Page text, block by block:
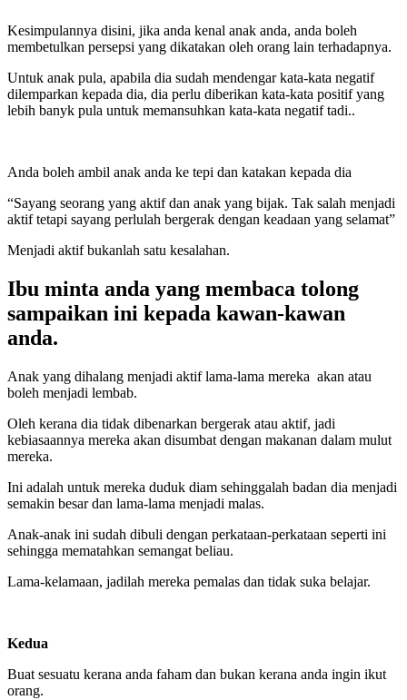
Kesimpulannya disini, jika anda kenal anak anda, anda boleh
membetulkan persepsi yang dikatakan oleh orang lain terhadapnya.
Untuk anak pula, apabila dia sudah mendengar kata-kata negatif
dilemparkan kepada dia, dia perlu diberikan kata-kata positif yang
lebih banyk pula untuk memansuhkan kata-kata negatif tadi..
Anda boleh ambil anak anda ke tepi dan katakan kepada dia
“Sayang seorang yang aktif dan anak yang bijak. Tak salah menjadi
aktif tetapi sayang perlulah bergerak dengan keadaan yang selamat”
Menjadi aktif bukanlah satu kesalahan.
Ibu minta anda yang membaca tolong
sampaikan ini kepada kawan-kawan
anda.
Anak yang dihalang menjadi aktif lama-lama mereka akan atau
boleh menjadi lembab.
Oleh kerana dia tidak dibenarkan bergerak atau aktif, jadi
kebiasaannya mereka akan disumbat dengan makanan dalam mulut
mereka.
Ini adalah untuk mereka duduk diam sehinggalah badan dia menjadi
semakin besar dan lama-lama menjadi malas.
Anak-anak ini sudah dibuli dengan perkataan-perkataan seperti ini
sehingga mematahkan semangat beliau.
Lama-kelamaan, jadilah mereka pemalas dan tidak suka belajar.
Kedua
Buat sesuatu kerana anda faham dan bukan kerana anda ingin ikut
orang.